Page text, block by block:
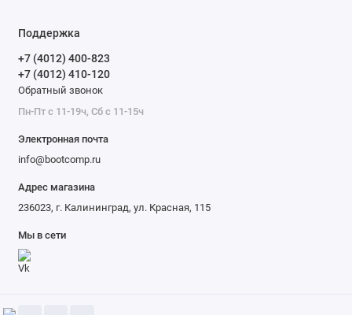
Поддержка
+7 (4012) 400-823
+7 (4012) 410-120
Обратный звонок
Пн-Пт с 11-19ч, Сб с 11-15ч
Электронная почта
info@bootcomp.ru
Адрес магазина
236023, г. Калининград, ул. Красная, 115
Мы в сети